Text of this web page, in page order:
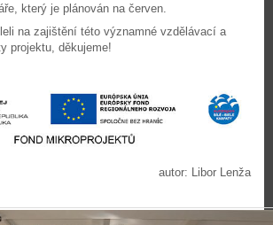
který je plánován na červen.
na zajištění této významné vzdělávací a
projektu, děkujeme!
autor: Libor Lenža